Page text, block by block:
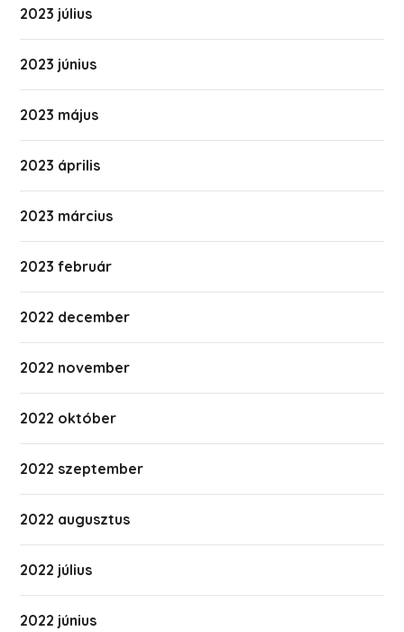
2023 július
2023 június
2023 május
2023 április
2023 március
2023 február
2022 december
2022 november
2022 október
2022 szeptember
2022 augusztus
2022 július
2022 június